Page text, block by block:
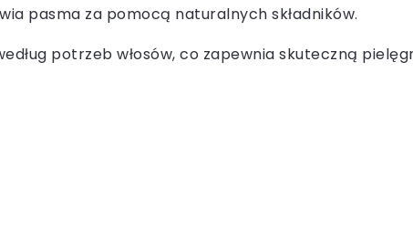
pasma za pomocą naturalnych składników.
potrzeb włosów, co zapewnia skuteczną